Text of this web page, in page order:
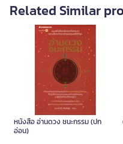
Related Similar
หนังสือ อ่านดวง ชนะกรรม (ปก
อ่อน)